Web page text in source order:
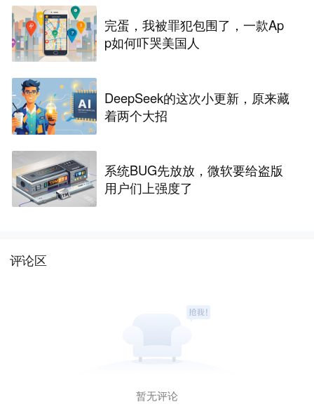
完蛋，我被罪犯包围了，一款Ap
p如何吓哭美国人
DeepSeek的这次小更新，原来藏
着两个大招
系统BUG先放放，微软要给盗版
用户们上强度了
评论区
暂无评论